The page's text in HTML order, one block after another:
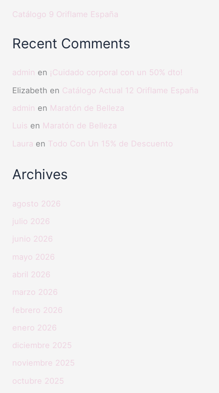
Catálogo 9 Oriflame España
Recent Comments
admin en ¡Cuidado corporal con un 50% dto!
Elizabeth en Catálogo Actual 12 Oriflame España
admin en Maratón de Belleza
Luis en Maratón de Belleza
Laura en Todo Con Un 15% de Descuento
Archives
agosto 2026
julio 2026
junio 2026
mayo 2026
abril 2026
marzo 2026
febrero 2026
enero 2026
diciembre 2025
noviembre 2025
octubre 2025